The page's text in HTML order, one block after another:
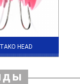
TAKO HEAD